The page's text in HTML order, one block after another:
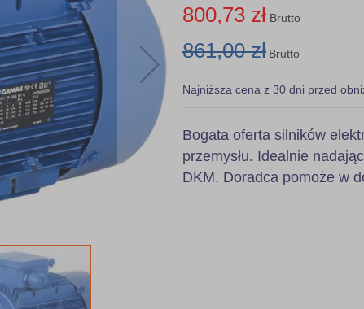
800,73 zł Brutto
861,00 zł Brutto
Najniższa cena z 30 dni przed
Bogata oferta silników
przemysłu. Idealnie
DKM. Doradca pomoże w